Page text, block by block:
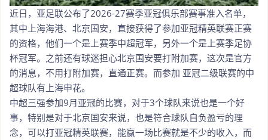
近日，亚足联公布了2026-27赛季亚冠俱乐部赛事准入名单，
其中上海海港、北京国安，直接获得了参加亚冠精英联赛正赛
的资格，他们一个是上赛季中超冠军，另外一个是上赛季足协
杯冠军。之前还有球迷担心北京国安要打附加赛，这次是官方
的消息，不用打附加赛，直通正赛。而参加 亚冠二级联赛的中
超球队有上海申花。
中超三强参加9月亚冠的比赛，对于3个球队来说也是一个好
事，特别是对于北京国安来说，也是符合球队自负盈亏的理
念，可以打亚冠精英联赛，能赢一场比赛就是不少的收入，而